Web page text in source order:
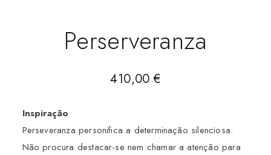
Perserveranza
410,00€
Inspiração
Perseveranza personifica a determinação silenciosa.
Não procura destacar-se nem chamar a atenção para